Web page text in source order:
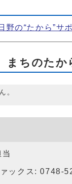
野の“たから”サ
まちのたか
。
ックス: 0748-